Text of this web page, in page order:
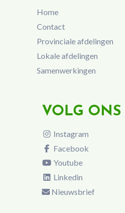
Home
Contact
Provinciale afdelingen
Lokale afdelingen
Samenwerkingen
VOLG ONS
Instagram
Facebook
Youtube
Linkedin
Nieuwsbrief